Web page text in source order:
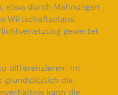
etwa durch Mahnungen
Wirtschaftsplans.
gewertet
differenzieren: Im
grundsätzlich die
kann die